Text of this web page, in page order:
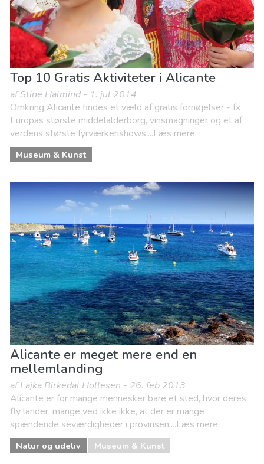
Top 10 Gratis Aktiviteter i Alicante
af Stine Halmind - 1. jul 2014
Omkring Alicante findes et væld af gratis fornøjelser - fx
Europas største middelalderborg, vinsmagninger og et af
verdens største fyrværkerishows....Læs mere
Museum & Kunst
Alicante er meget mere end en
mellemlanding
af Lajka Birkedal Hollesen - 26. feb 2013
Alicante er for mange mennesker bare et sted, hvor deres
fly lander, mange ved ikke ikke, at der er mange
spændende seværdigheder i provinsen....Læs mere
Natur og udeliv Museum & Kunst